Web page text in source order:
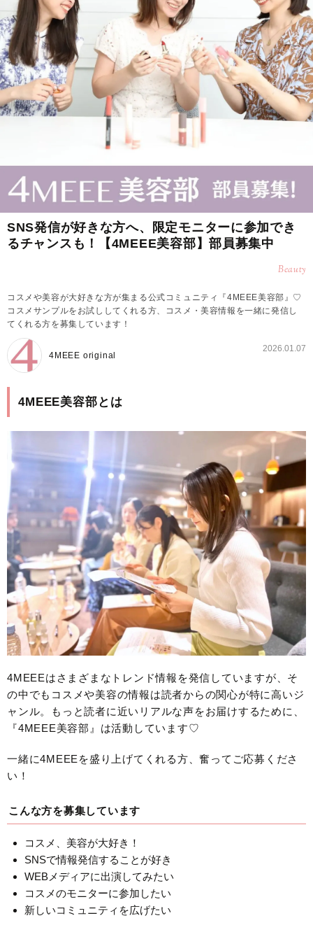
SNS発信が好きな方へ、限定モニターに参加でき
るチャンスも！【4MEEE美容部】部員募集中
Beauty
コスメや美容が大好きな方が集まる公式コミュニティ『4MEEE美容部』♡
コスメサンプルをお試ししてくれる方、コスメ・美容情報を一緒に発信し
てくれる方を募集しています！
4MEEE original
2026.01.07
4MEEE美容部とは
4MEEEはさまざまなトレンド情報を発信していますが、そ
の中でもコスメや美容の情報は読者からの関心が特に高いジ
ャンル。もっと読者に近いリアルな声をお届けするために、
『4MEEE美容部』は活動しています♡
一緒に4MEEEを盛り上げてくれる方、奮ってご応募くださ
い！
こんな方を募集しています
コスメ、美容が大好き！
SNSで情報発信することが好き
WEBメディアに出演してみたい
コスメのモニターに参加したい
新しいコミュニティを広げたい